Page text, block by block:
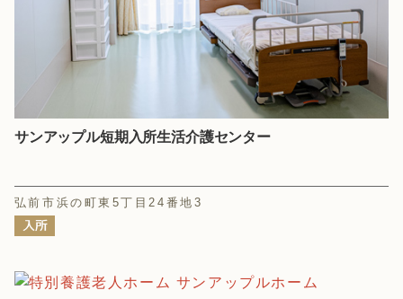
サンアップル短期入所生活介護センター
弘前市浜の町東5丁目24番地3